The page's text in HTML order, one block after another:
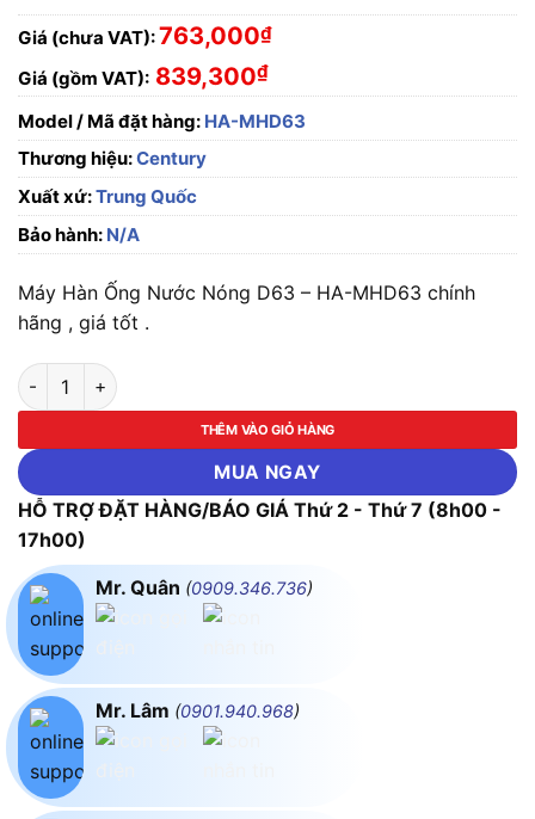
Giá (chưa VAT):763,000₫
Giá (gồm VAT): 839,300₫
Model / Mã đặt hàng: HA-MHD63
Thương hiệu:Century
Xuất xứ:Trung Quốc
Bảo hành: N/A
Máy Hàn Ống Nước Nóng D63 – HA-MHD63 chính
hãng , giá tốt .
Máy Hàn Ống Nước Nóng D63 - HA-MHD63 số lượng
THÊM VÀO GIỎ HÀNG
MUA NGAY
HỖ TRỢ ĐẶT HÀNG/BÁO GIÁ Thứ 2 - Thứ 7 (8h00 -
17h00)
Mr. Quân (0909.346.736)
Mr. Lâm (0901.940.968)